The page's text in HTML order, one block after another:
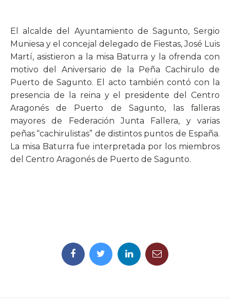
El alcalde del Ayuntamiento de Sagunto, Sergio
Muniesa y el concejal delegado de Fiestas, José Luis
Martí, asistieron a la misa Baturra y la ofrenda con
motivo del Aniversario de la Peña Cachirulo de
Puerto de Sagunto. El acto también contó con la
presencia de la reina y el presidente del Centro
Aragonés de Puerto de Sagunto, las falleras
mayores de Federación Junta Fallera, y varias
peñas “cachirulistas” de distintos puntos de España.
La misa Baturra fue interpretada por los miembros
del Centro Aragonés de Puerto de Sagunto.